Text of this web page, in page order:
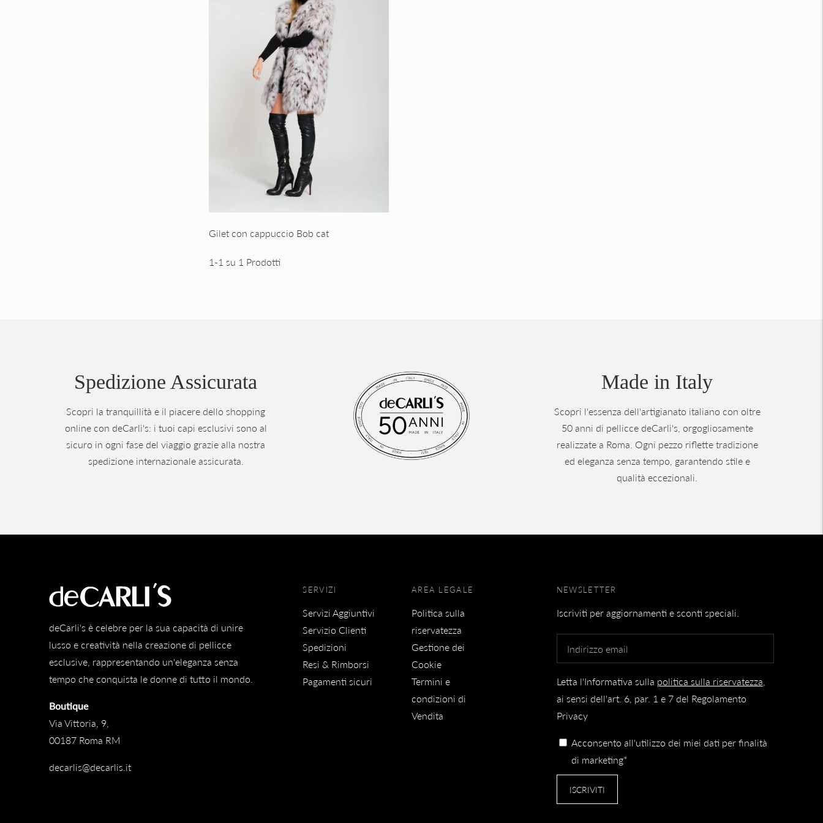
Gilet con cappuccio Bob cat
1-1 su 1 Prodotti
Spedizione Assicurata
Scopri la tranquillità e il piacere dello shopping
online con deCarli's: i tuoi capi esclusivi sono al
sicuro in ogni fase del viaggio grazie alla nostra
spedizione internazionale assicurata.
Made in Italy
Scopri l'essenza dell'artigianato italiano con oltre
50 anni di pellicce deCarli's, orgogliosamente
realizzate a Roma. Ogni pezzo riflette tradizione
ed eleganza senza tempo, garantendo stile e
qualità eccezionali.
deCarli's è celebre per la sua capacità di unire
lusso e creatività nella creazione di pellicce
esclusive, rappresentando un'eleganza senza
tempo che conquista le donne di tutto il mondo.
Boutique
Via Vittoria, 9,
00187 Roma RM
decarlis@decarlis.it
SERVIZI
Servizi Aggiuntivi
Servizio Clienti
Spedizioni
Resi & Rimborsi
Pagamenti sicuri
AREA LEGALE
Politica sulla
riservatezza
Gestione dei
Cookie
Termini e
condizioni di
Vendita
NEWSLETTER
Iscriviti per aggiornamenti e sconti speciali.
Letta l'Informativa sulla politica sulla riservatezza
ai sensi dell'art. 6, par. 1 e 7 del Regolamento
Privacy
Acconsento all'utilizzo dei miei dati per finalità
di marketing*
ISCRIVITI